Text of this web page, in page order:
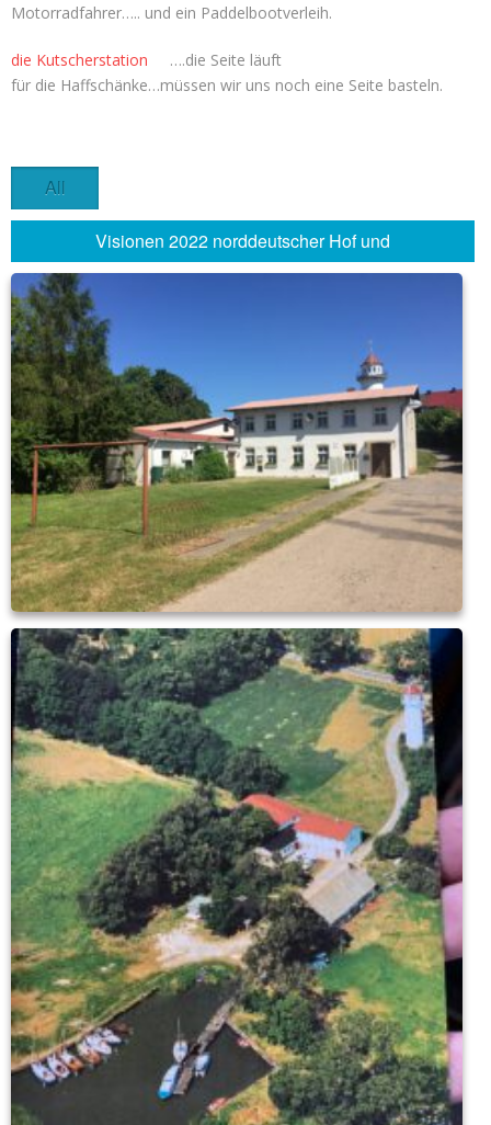
Motorradfahrer….. und ein Paddelbootverleih.
die Kutscherstation
….die Seite läuft
für die Haffschänke…müssen wir uns noch eine Seite basteln.
All
Visionen 2022 norddeutscher Hof und